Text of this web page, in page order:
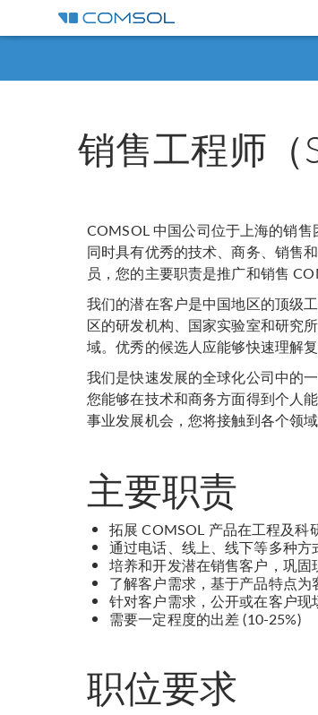
销售工程师（
COMSOL 中国公司位于上海的销
同时具有优秀的技术、商务、销售
员，您的主要职责是推广和销售
我们的潜在客户是中国地区的顶级
区的研发机构、国家实验室和研究
域。优秀的候选人应能够快速理解
我们是快速发展的全球化公司中的
您能够在技术和商务方面得到个人
事业发展机会，您将接触到各个领
主要职责
拓展 COMSOL 产品在工程及科
通过电话、线上、线下等多种方
培养和开发潜在销售客户，巩固
了解客户需求，基于产品特点为
针对客户需求，公开或在客户
需要一定程度的出差 (10-25%)
职位要求